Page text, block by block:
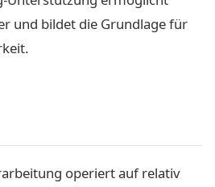
und bildet die Grundlage für
operiert auf relativ